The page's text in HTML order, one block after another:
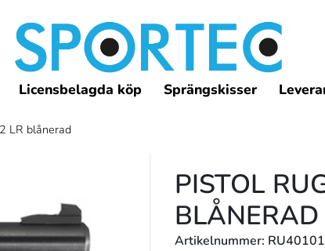
Licensbelagda köp Sprängskisser
LR blånerad
PISTOL
BLÅNERAD
Artikelnummer: RU40101